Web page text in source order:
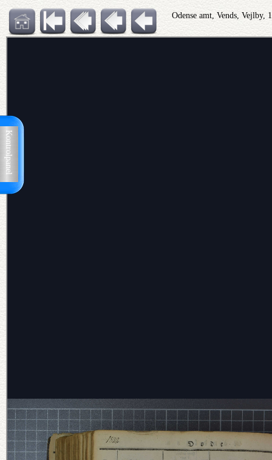
Kontrolpanel
Odense amt, Vends,